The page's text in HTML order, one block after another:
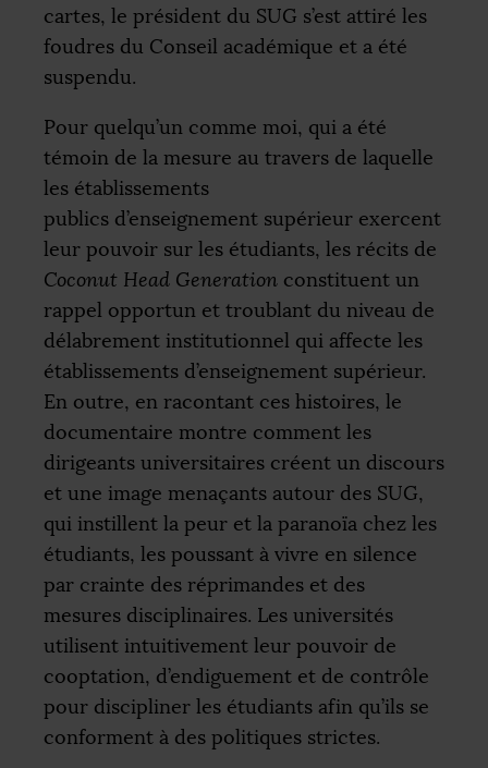
cartes, le président du SUG s’est attiré les
foudres du Conseil académique et a été
suspendu.
Pour quelqu’un comme moi, qui a été
témoin de la mesure au travers de laquelle
les établissements
publics d’enseignement supérieur exercent
leur pouvoir sur les étudiants, les récits de
Coconut Head Generation constituent un
rappel opportun et troublant du niveau de
délabrement institutionnel qui affecte les
établissements d’enseignement supérieur.
En outre, en racontant ces histoires, le
documentaire montre comment les
dirigeants universitaires créent un discours
et une image menaçants autour des SUG,
qui instillent la peur et la paranoïa chez les
étudiants, les poussant à vivre en silence
par crainte des réprimandes et des
mesures disciplinaires. Les universités
utilisent intuitivement leur pouvoir de
cooptation, d’endiguement et de contrôle
pour discipliner les étudiants afin qu’ils se
conforment à des politiques strictes.